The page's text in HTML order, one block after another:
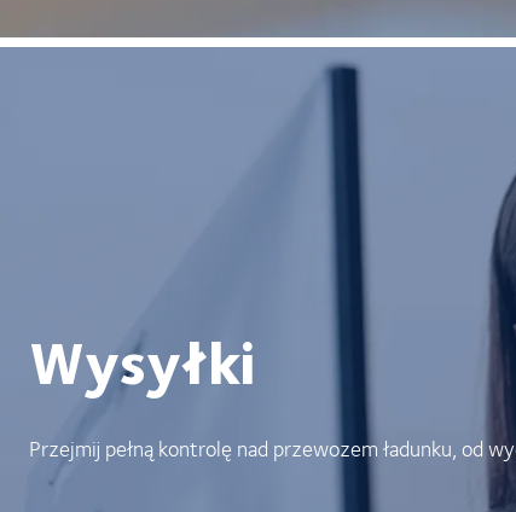
Wysyłki
Przejmij pełną kontrolę nad przewozem ładunku, od